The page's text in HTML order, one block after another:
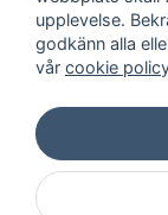
© Copyright 1997-
upplevelse.
godkänn alla
vår cookie